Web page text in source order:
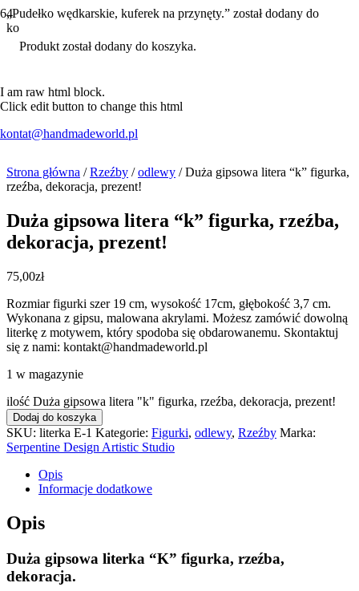
Produkt został dodany do koszyka.
I am raw html block.
Click edit button to change this html
kontat@handmadeworld.pl
„Pudełko wędkarskie, kuferek na przynęty.” został dodany do
koszyka.
Strona główna /Rzeźby /odlewy / Duża gipsowa litera “k” figurka,
rzeźba, dekoracja, prezent!
Duża gipsowa litera “k” figurka, rzeźba,
dekoracja, prezent!
75,00zł
Rozmiar figurki szer 19 cm, wysokość 17cm, głębokość 3,7 cm.
Wykonana z gipsu, malowana akrylami. Możesz zamówić dowolną
literkę z motywem, który spodoba się obdarowanemu. Skontaktuj
się z nami: kontakt@handmadeworld.pl
1 w magazynie
ilość Duża gipsowa litera "k" figurka, rzeźba, dekoracja, prezent!
Dodaj do koszyka
SKU: literka E-1 Kategorie: Figurki, odlewy, Rzeźby Marka:
Serpentine Design Artistic Studio
Opis
Informacje dodatkowe
Opis
Duża gipsowa literka “K” figurka, rzeźba,
dekoracja.